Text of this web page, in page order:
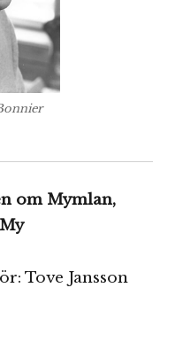
om Mymlan,
Tove Jansson